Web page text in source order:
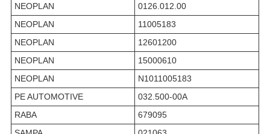
NEOPLAN
0126.012.00
NEOPLAN
11005183
NEOPLAN
12601200
NEOPLAN
15000610
NEOPLAN
N1011005183
PE AUTOMOTIVE
032.500-00A
RABA
679095